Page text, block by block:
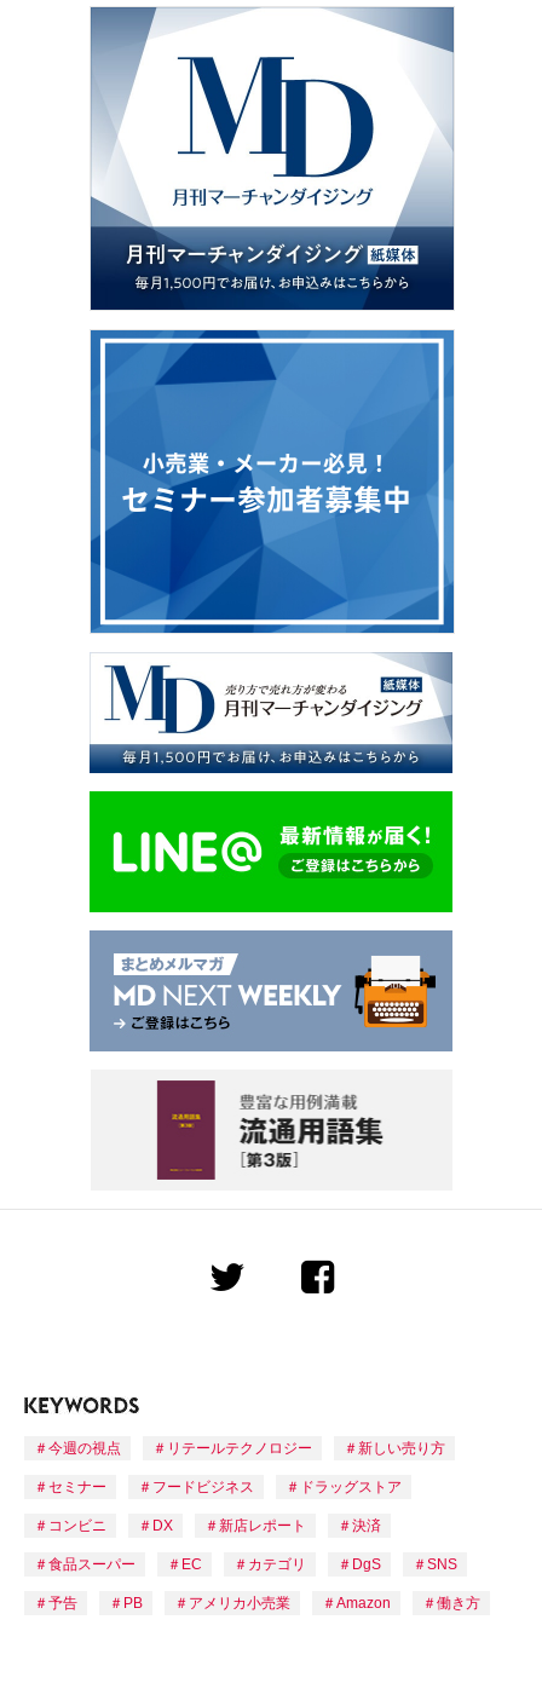
今週の視点 リテールテクノロジー 新しい売り方
セミナー フードビジネス ドラッグストア
コンビニ DX 新店レポート 決済
食品スーパー EC カテゴリ DgS SNS
予告 PB アメリカ小売業 Amazon 働き方